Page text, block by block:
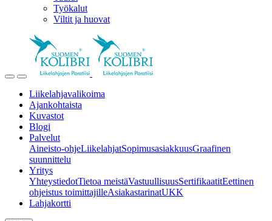
Työkalut
Viltit ja huovat
Liikelahjavalikoima
Ajankohtaista
Kuvastot
Blogi
Palvelut
Aineisto-ohjeLiikelahjatSopimusasiakkuusGraafinen
suunnittelu
Yritys
YhteystiedotTietoa meistäVastuullisuusSertifikaatitEettinen
ohjeistus toimittajilleAsiakastarinatUKK
Lahjakortti